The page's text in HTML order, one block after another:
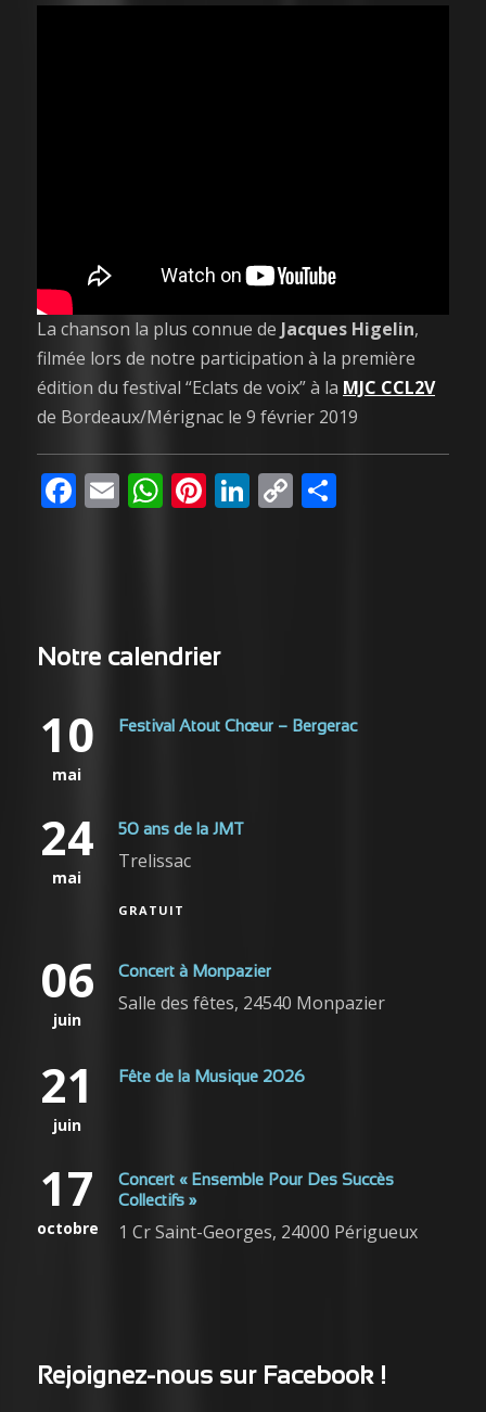
La chanson la plus connue de Jacques Higelin,
filmée lors de notre participation à la première
édition du festival “Eclats de voix” à la MJC CCL2V
de Bordeaux/Mérignac le 9 février 2019
Facebook
EmailWhatsApp
Pinterest
LinkedIn
Copy
Notre calendrier
10
mai
Festival Atout Chœur – Bergerac
24
mai
50 ans de la JMT
Trelissac
GRATUIT
06
juin
Concert à Monpazier
Salle des fêtes, 24540 Monpazier
21
juin
Fête de la Musique 2026
17
octobre
Concert « Ensemble Pour Des Succès
Collectifs »
1 Cr Saint-Georges, 24000 Périgueux
Rejoignez-nous sur Facebook !